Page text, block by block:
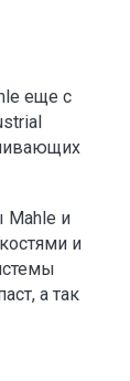
еще с
Mahle и
и
а так